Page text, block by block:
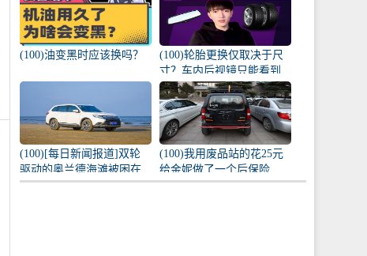
(100)油变黑时应该换吗？
(100)轮胎更换仅取决于尺
寸？车内后视镜只能看到
车内？原来这么多讲究！
(100)[每日新闻报道]双轮
驱动的奥兰德海滩被困在
车内，遇到危险时能冷静
(100)我用废品站的花25元
给金妮做了一个后保险
杠。